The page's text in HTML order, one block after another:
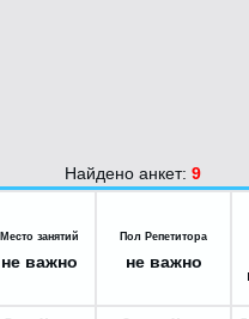
Найдено анкет: 9
Место занятий
не важно
Пол Репетитора
не важно